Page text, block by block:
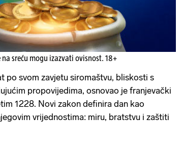
na sreću mogu izazvati ovisnost. 18+
po svom zavjetu siromaštvu, bliskosti s
propovijedima, osnovao je franjevački
1228. Novi zakon definira dan kao
vrijednostima: miru, bratstvu i zaštiti